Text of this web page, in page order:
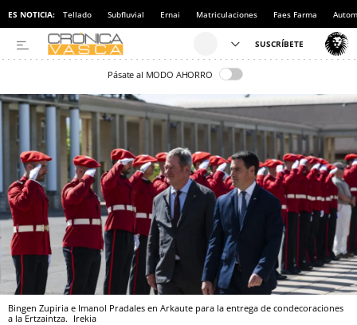
ES NOTICIA: Tellado Subfluvial Ernai Matriculaciones Faes Farma
Pásate al MODO AHORRO
Bingen Zupiria e Imanol Pradales en Arkaute para la entrega de condecoraciones
a la Ertzaintza. Irekia